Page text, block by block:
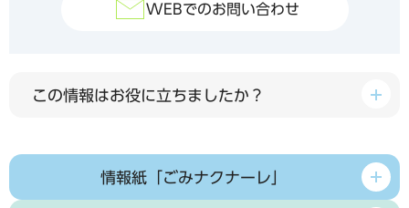
WEBでのお問い合わせ
この情報はお役に立ちましたか？
情報紙「ごみナクナーレ」